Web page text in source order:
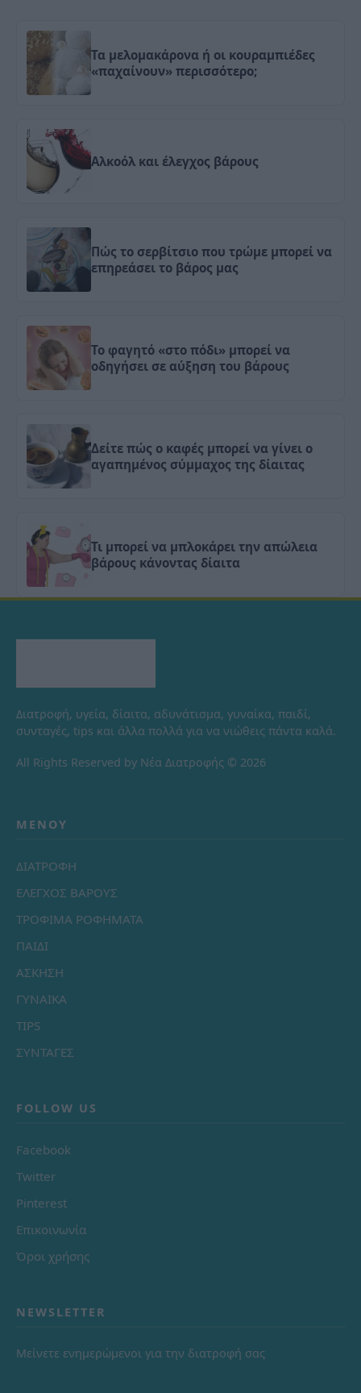
Τα μελομακάρονα ή οι κουραμπιέδες
«παχαίνουν» περισσότερο;
Αλκοόλ και έλεγχος βάρους
Πώς το σερβίτσιο που τρώμε μπορεί να
επηρεάσει το βάρος μας
Το φαγητό «στο πόδι» μπορεί να
οδηγήσει σε αύξηση του βάρους
Δείτε πώς ο καφές μπορεί να γίνει ο
αγαπημένος σύμμαχος της δίαιτας
Τι μπορεί να μπλοκάρει την απώλεια
βάρους κάνοντας δίαιτα
Διατροφή, υγεία, δίαιτα, αδυνάτισμα, γυναίκα, παιδί,
συνταγές, tips και άλλα πολλά για να νιώθεις πάντα καλά.
All Rights Reserved by Νέα Διατροφής © 2026
ΜΕΝΟΎ
ΔΙΑΤΡΟΦΗ
ΕΛΕΓΧΟΣ ΒΑΡΟΥΣ
ΤΡΟΦΙΜΑ ΡΟΦΗΜΑΤΑ
ΠΑΙΔΙ
ΑΣΚΗΣΗ
ΓΥΝΑΙΚΑ
TIPS
ΣΥΝΤΑΓΕΣ
FOLLOW US
Facebook
Twitter
Pinterest
Επικοινωνία
Όροι χρήσης
NEWSLETTER
Μείνετε ενημερώμενοι για την διατροφή σας